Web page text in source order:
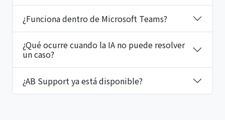
¿Funciona dentro de Microsoft Teams?
¿Qué ocurre cuando la IA no puede resolver
un caso?
¿AB Support ya está disponible?